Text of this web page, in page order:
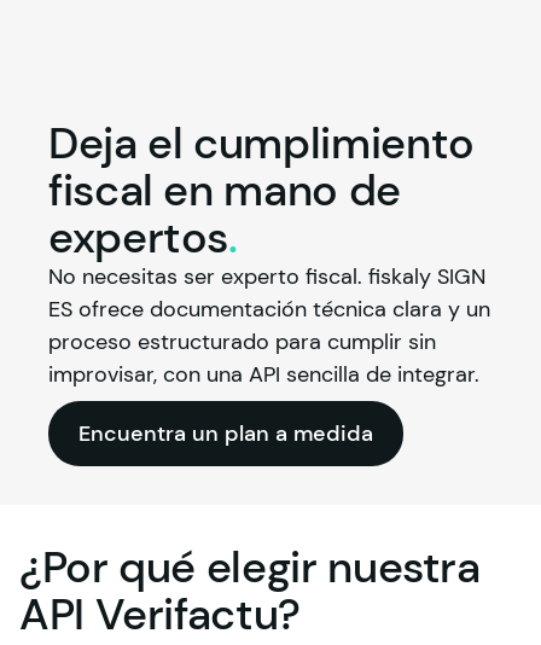
Deja el cumplimiento
fiscal en mano de
expertos.
No necesitas ser experto fiscal. fiskaly SIGN
ES ofrece documentación técnica clara y un
proceso estructurado para cumplir sin
improvisar, con una API sencilla de integrar.
Encuentra un plan a medida
¿Por qué elegir nuestra
API Verifactu?